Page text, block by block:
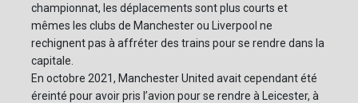
championnat, les déplacements sont plus courts et
mêmes les clubs de Manchester ou Liverpool ne
rechignent pas à affréter des trains pour se rendre dans la
capitale.
En octobre 2021, Manchester United avait cependant été
éreinté pour avoir pris l’avion pour se rendre à Leicester, à